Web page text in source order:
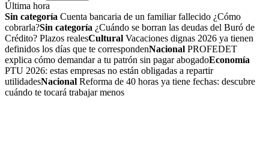
Última hora
Sin categoría Cuenta bancaria de un familiar fallecido ¿Cómo
cobrarla?Sin categoría ¿Cuándo se borran las deudas del Buró de
Crédito? Plazos realesCultural Vacaciones dignas 2026 ya tienen
definidos los días que te correspondenNacional PROFEDET
explica cómo demandar a tu patrón sin pagar abogadoEconomía
PTU 2026: estas empresas no están obligadas a repartir
utilidadesNacional Reforma de 40 horas ya tiene fechas: descubre
cuándo te tocará trabajar menos